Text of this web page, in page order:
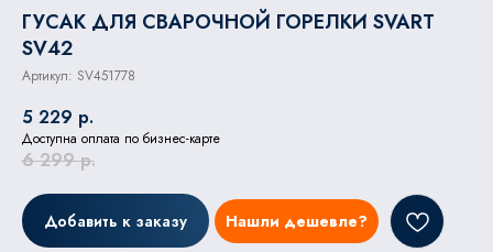
ГУСАК ДЛЯ СВАРОЧНОЙ ГОРЕЛКИ SVART
SV42
Артикул: SV451778
5 229 р.
Доступна оплата по бизнес-карте
6 299 р.
Добавить к заказу Нашли дешевле?